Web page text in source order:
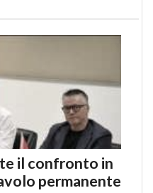
il confronto in
permanente